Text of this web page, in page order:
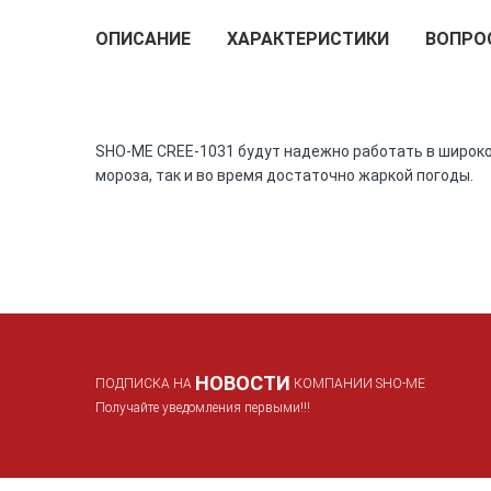
beginning
ОПИСАНИЕ
SHO-ME CREE-1031 будут надежно работать в
мороза, так и во время достаточно жаркой погоды.
ХАРАКТЕРИСТИКИ
ПОДПИСКА НА НОВОСТИ КОМПАНИИ SHO-ME
Получайте уведомления первыми!!!